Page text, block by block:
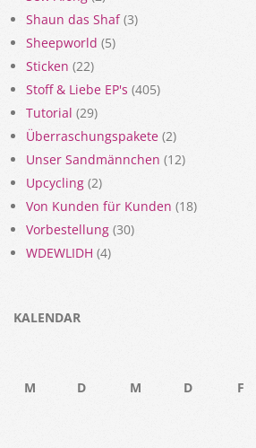
Shaun das Shaf(3)
Sheepworld (5)
Sticken (22)
Stoff & Liebe EP's (405)
Tutorial (29)
Überraschungspakete (2)
Unser Sandmännchen (12)
Upcycling (2)
Von Kunden für Kunden (18)
Vorbestellung (30)
WDEWLIDH (4)
KALENDAR
M
D M D F